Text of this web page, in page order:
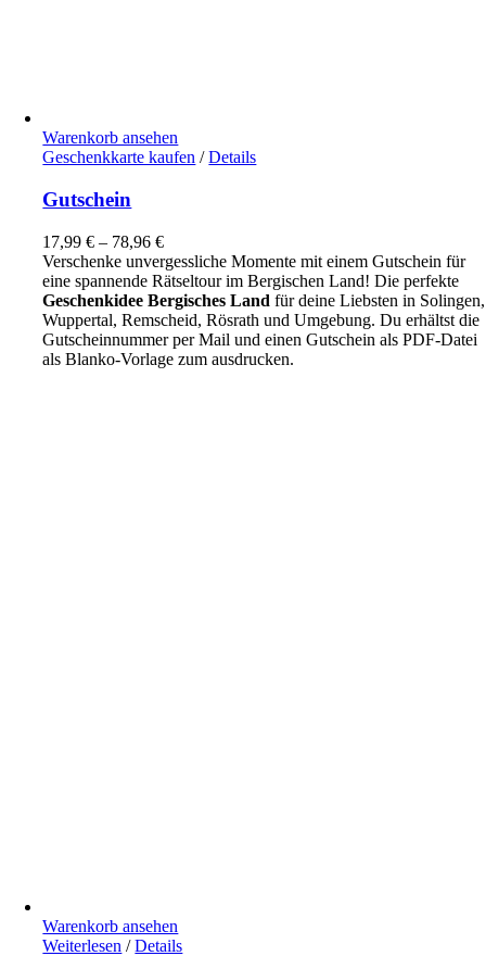
Warenkorb ansehen
Geschenkkarte kaufen Dieses
auf.
Die
Optionen
können
auf
der
Produktseite
/ Details
Gutschein
17,99€ – 78,96€
Verschenke unvergessliche Momente mit einem Gutschein für
eine spannende Rätseltour im Bergischen Land! Die perfekte
Geschenkidee Bergisches Land für deine Liebsten in Solingen,
Wuppertal, Remscheid, Rösrath und Umgebung. Du erhältst die
Gutscheinnummer per Mail und einen Gutschein als PDF-Datei
als Blanko-Vorlage zum ausdrucken.
Warenkorb ansehen
Weiterlesen / Details